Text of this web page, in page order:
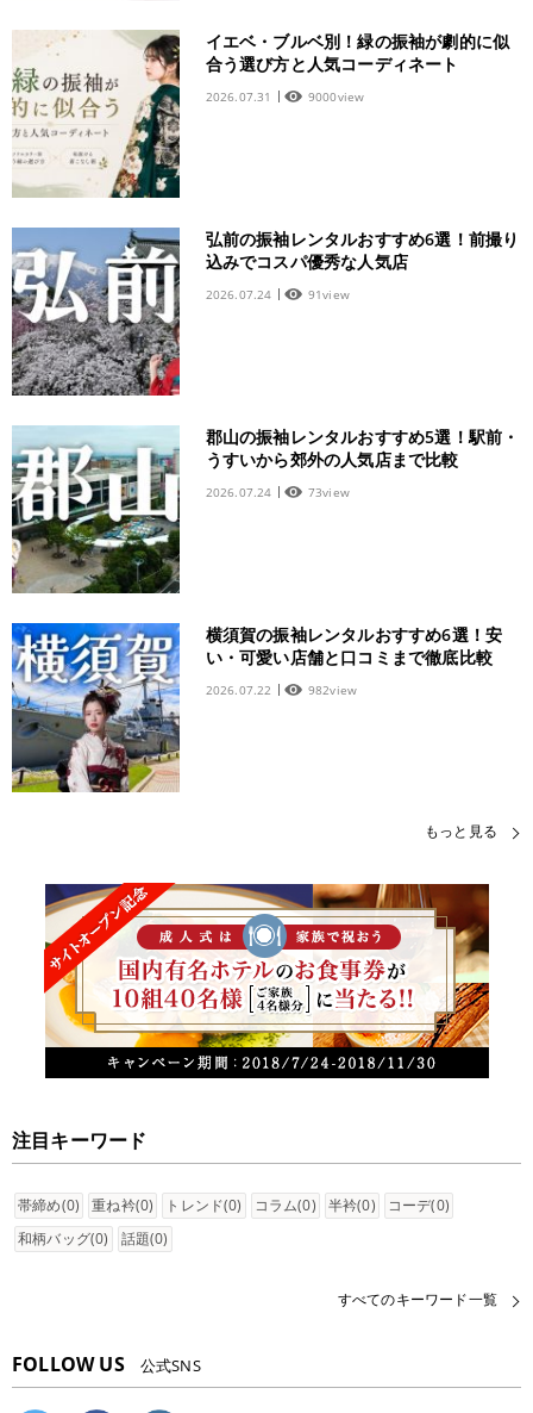
イエベ・ブルベ別！緑の振袖が劇的に似
合う選び方と人気コーディネート
2026.07.31 9000view
弘前の振袖レンタルおすすめ6選！前撮り
込みでコスパ優秀な人気店
2026.07.24 91view
郡山の振袖レンタルおすすめ5選！駅前・
うすいから郊外の人気店まで比較
2026.07.24 73view
横須賀の振袖レンタルおすすめ6選！安
い・可愛い店舗と口コミまで徹底比較
2026.07.22 982view
もっと見る
注目キーワード
帯締め(0) 重ね衿(0) トレンド(0) コラム(0) 半衿(0)
コーデ(0)
和柄バッグ(0)
話題(0)
すべてのキーワード一覧
FOLLOW US 公式SNS